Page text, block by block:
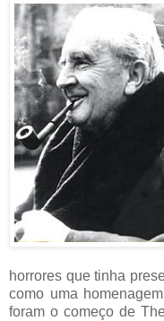
horrores que tinha
como uma
foram o começo de